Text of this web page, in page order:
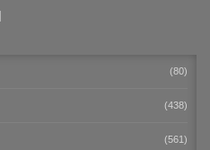
(80)
(438)
(561)